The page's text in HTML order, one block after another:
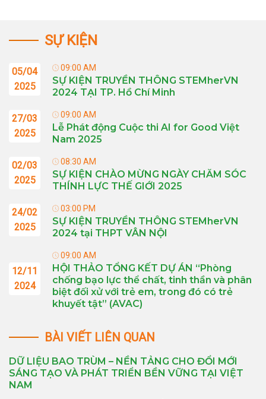
SỰ KIỆN
05/04
2025
09:00 AM
SỰ KIỆN TRUYỀN THÔNG STEMherVN
2024 TẠI TP. Hồ Chí Minh
27/03
2025
09:00 AM
Lễ Phát động Cuộc thi AI for Good Việt
Nam 2025
02/03
2025
08:30 AM
SỰ KIỆN CHÀO MỪNG NGÀY CHĂM SÓC
THÍNH LỰC THẾ GIỚI 2025
24/02
2025
03:00 PM
SỰ KIỆN TRUYỀN THÔNG STEMherVN
2024 tại THPT VÂN NỘI
12/11
2024
09:00 AM
HỘI THẢO TỔNG KẾT DỰ ÁN “Phòng
chống bạo lực thể chất, tinh thần và phân
biệt đối xử với trẻ em, trong đó có trẻ
khuyết tật” (AVAC)
BÀI VIẾT LIÊN QUAN
DỮ LIỆU BAO TRÙM – NỀN TẢNG CHO ĐỔI MỚI
SÁNG TẠO VÀ PHÁT TRIỂN BỀN VỮNG TẠI VIỆT
NAM